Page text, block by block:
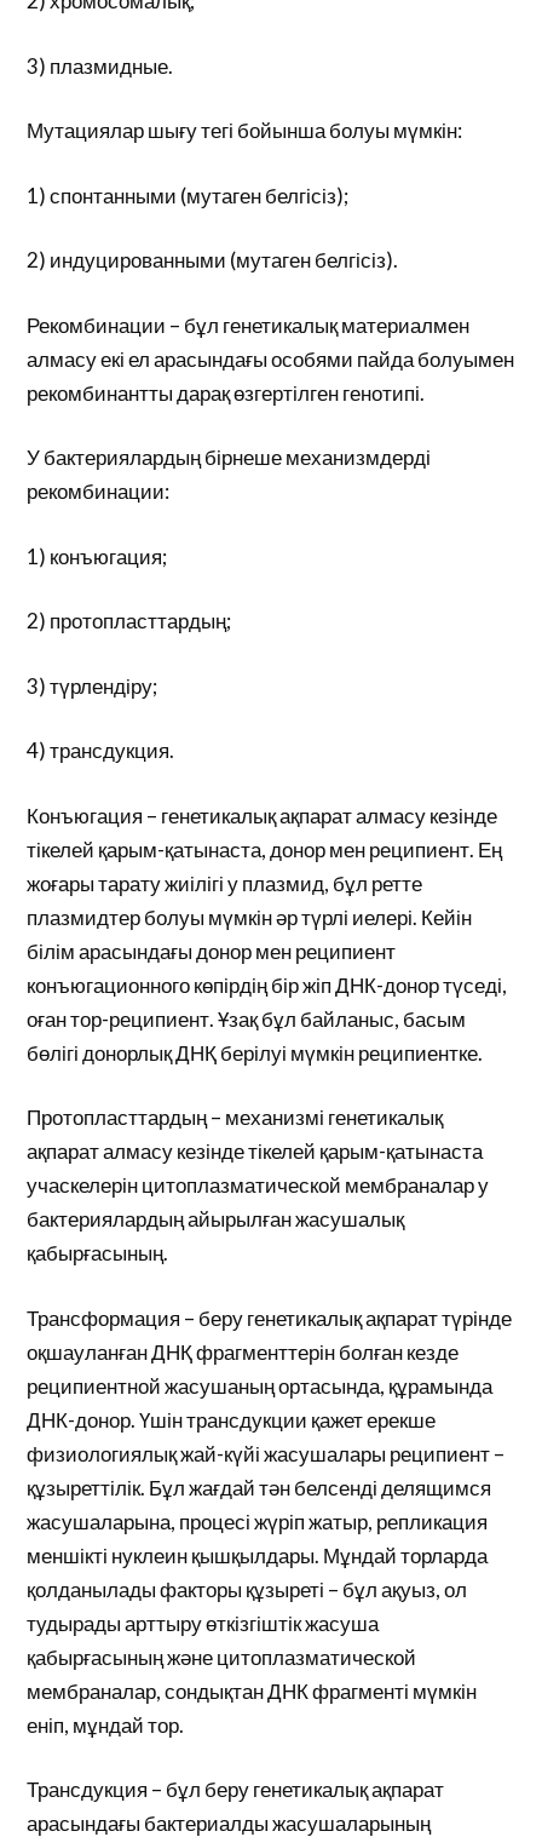
3) плазмидные.
Мутациялар шығу тегі бойынша болуы мүмкін:
1) спонтанными (мутаген белгісіз);
2) индуцированными (мутаген белгісіз).
Рекомбинации – бұл генетикалық материалмен
алмасу екі ел арасындағы особями пайда болуымен
рекомбинантты дарақ өзгертілген генотипі.
У бактериялардың бірнеше механизмдерді
рекомбинации:
1) конъюгация;
2) протопласттардың;
3) түрлендіру;
4) трансдукция.
Конъюгация – генетикалық ақпарат алмасу кезінде
тікелей қарым-қатынаста, донор мен реципиент. Ең
жоғары тарату жиілігі у плазмид, бұл ретте
плазмидтер болуы мүмкін әр түрлі иелері. Кейін
білім арасындағы донор мен реципиент
конъюгационного көпірдің бір жіп ДНК-донор түседі,
оған тор-реципиент. Ұзақ бұл байланыс, басым
бөлігі донорлық ДНҚ берілуі мүмкін реципиентке.
Протопласттардың – механизмі генетикалық
ақпарат алмасу кезінде тікелей қарым-қатынаста
учаскелерін цитоплазматической мембраналар у
бактериялардың айырылған жасушалық
қабырғасының.
Трансформация – беру генетикалық ақпарат түрінде
оқшауланған ДНҚ фрагменттерін болған кезде
реципиентной жасушаның ортасында, құрамында
ДНК-донор. Үшін трансдукции қажет ерекше
физиологиялық жай-күйі жасушалары реципиент –
құзыреттілік. Бұл жағдай тән белсенді делящимся
жасушаларына, процесі жүріп жатыр, репликация
меншікті нуклеин қышқылдары. Мұндай торларда
қолданылады факторы құзыреті – бұл ақуыз, ол
тудырады арттыру өткізгіштік жасуша
қабырғасының және цитоплазматической
мембраналар, сондықтан ДНК фрагменті мүмкін
еніп, мұндай тор.
Трансдукция – бұл беру генетикалық ақпарат
арасындағы бактериалды жасушаларының